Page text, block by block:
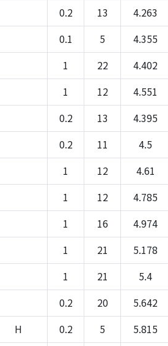
0.2 13 4.263
0.1 5 4.355
1 22 4.402
1 12 4.551
0.2 13 4.395
0.2 11 4.5
1 12 4.61
1 12 4.785
1 16 4.974
1 21 5.178
1 21 5.4
0.2 20 5.642
H 0.2 5 5.815